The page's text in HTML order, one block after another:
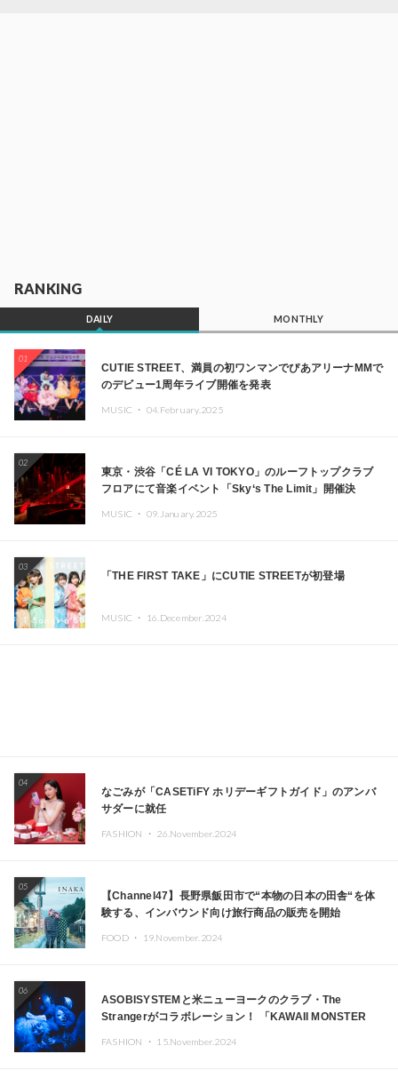
RANKING
DAILY MONTHLY
01
CUTIE STREET、満員の初ワンマンでぴあアリーナMMで
のデビュー1周年ライブ開催を発表
MUSIC ・ 04.February.2025
02
東京・渋谷「CÉ LA VI TOKYO」のルーフトップクラブ
フロアにて音楽イベント「Sky‘s The Limit」開催決
Kza（FORCE OF NATURE）ら日本を代表するDJ・クリ
MUSIC ・ 09.January.2025
03
「THE FIRST TAKE」にCUTIE STREETが初登場
MUSIC ・ 16.December.2024
04
なごみが「CASETiFY ホリデーギフトガイド」のアンバ
サダーに就任
FASHION ・ 26.November.2024
05
【Channel47】長野県飯田市で“本物の日本の田舎“を体
験する、インバウンド向け旅行商品の販売を開始
FOOD ・ 19.November.2024
06
ASOBISYSTEMと米ニューヨークのクラブ・The
Strangerがコラボレーション！ 「KAWAII MONSTER
FASHION ・ 15.November.2024